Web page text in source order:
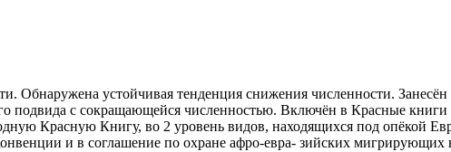
Обнаружена устойчивая тенденция снижения численности.
подвида с сокращающейся численностью. Включён в Красные книги
Красную Книгу, во 2 уровень видов, находя­щихся под опёкой
и в соглашение по охране афро-евра- зийских мигрирующих